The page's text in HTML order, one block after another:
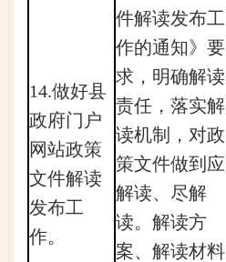
14.做好县
政府门户
网站政策
文件解读
发布工
作。
件解读发布工
作的通知》要
求，明确解读
责任，落实解
读机制，对政
策文件做到应
解读、尽解
读。解读方
案、解读材料